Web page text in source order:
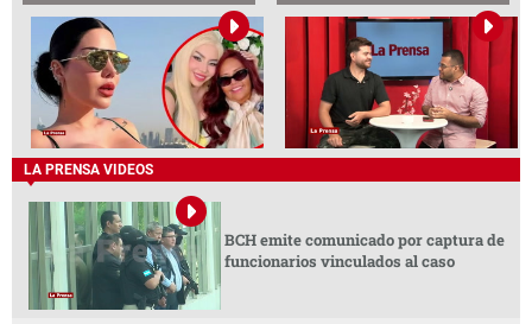
LA PRENSA VIDEOS
BCH emite comunicado por captura de
funcionarios vinculados al caso